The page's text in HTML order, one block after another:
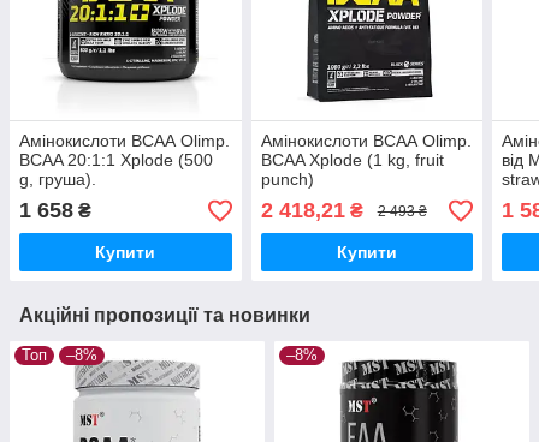
Амінокислоти ВСАА Olimp.
BCAA 20:1:1 Xplode (500
g, груша).
1 658 ₴
Купити
Амінокислоти ВСАА Olimp.
BCAA Xplode (1 kg, fruit
punch)
2 418,21₴ 2 493 ₴
Купити
від
1
Акційні пропозиції та новинки
Топ –8% –8%